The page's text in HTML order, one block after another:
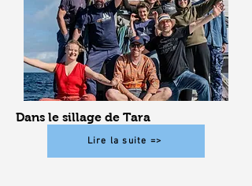
Dans le sillage de Tara
Lire la suite =>